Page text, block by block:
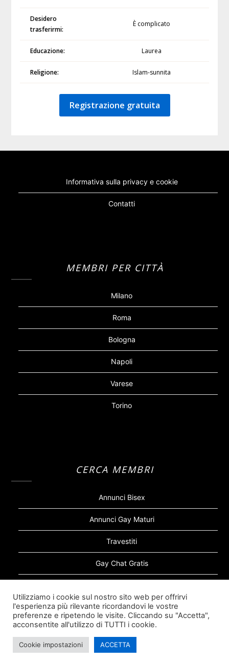
Desidero
trasferirmi:
È complicato
Educazione: Laurea
Religione: Islam-sunnita
Registrazione gratuita
Informativa sulla privacy e cookie
Contatti
MEMBRI PER CITTÀ
Milano
Roma
Bologna
Napoli
Varese
Torino
CERCA MEMBRI
Annunci Bisex
Annunci Gay Maturi
Travestiti
Gay Chat Gratis
Sugar Daddy Gay
©2026 Siti Incontri Gay
Utilizziamo i cookie sul nostro sito web per offrirvi
l'esperienza più rilevante ricordandovi le vostre
preferenze e ripetendo le visite. Cliccando su "Accetta",
acconsentite all'utilizzo di TUTTI i cookie.
Cookie impostazioni ACCETTA